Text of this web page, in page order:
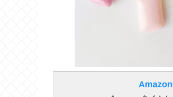
Amazon